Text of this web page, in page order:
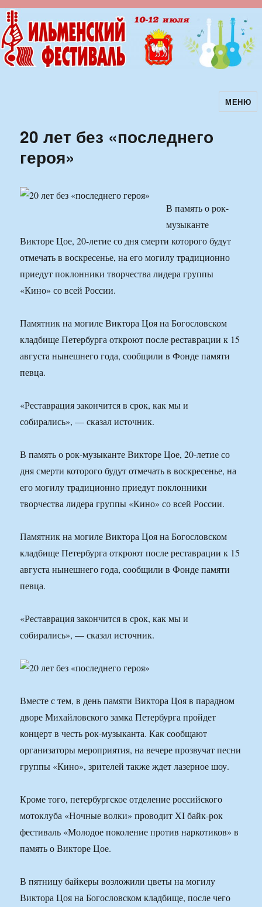
Ильменский фестиваль авторской
песни
МЕНЮ
20 лет без «последнего
героя»
В память о рок-
музыканте
Викторе Цое, 20-летие со дня смерти которого будут
отмечать в воскресенье, на его могилу традиционно
приедут поклонники творчества лидера группы
«Кино» со всей России.
Памятник на могиле Виктора Цоя на Богословском
кладбище Петербурга откроют после реставрации к 15
августа нынешнего года, сообщили в Фонде памяти
певца.
«Реставрация закончится в срок, как мы и
собирались», — сказал источник.
В память о рок-музыканте Викторе Цое, 20-летие со
дня смерти которого будут отмечать в воскресенье, на
его могилу традиционно приедут поклонники
творчества лидера группы «Кино» со всей России.
Памятник на могиле Виктора Цоя на Богословском
кладбище Петербурга откроют после реставрации к 15
августа нынешнего года, сообщили в Фонде памяти
певца.
«Реставрация закончится в срок, как мы и
собирались», — сказал источник.
Вместе с тем, в день памяти Виктора Цоя в парадном
дворе Михайловского замка Петербурга пройдет
концерт в честь рок-музыканта. Как сообщают
организаторы мероприятия, на вечере прозвучат песни
группы «Кино», зрителей также ждет лазерное шоу.
Кроме того, петербургское отделение российского
мотоклуба «Ночные волки» проводит XI байк-рок
фестиваль «Молодое поколение против наркотиков» в
память о Викторе Цое.
В пятницу байкеры возложили цветы на могилу
Виктора Цоя на Богословском кладбище, после чего